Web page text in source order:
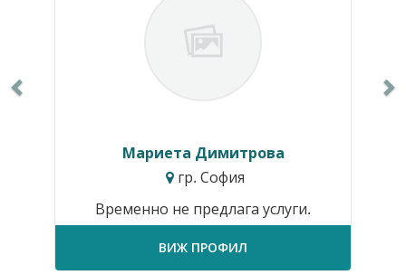
Мариета Димитрова
гр. София
Временно не предлага услуги.
ВИЖ ПРОФИЛ